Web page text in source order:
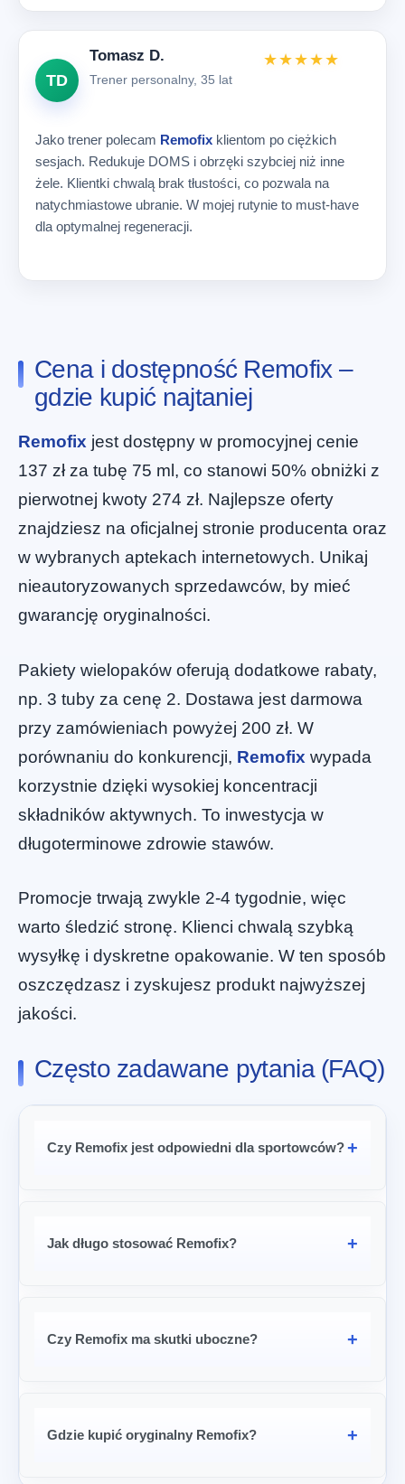
TD
Tomasz D.
Trener personalny, 35 lat
★★★★★
Jako trener polecam Remofix klientom po ciężkich
sesjach. Redukuje DOMS i obrzęki szybciej niż inne
żele. Klientki chwalą brak tłustości, co pozwala na
natychmiastowe ubranie. W mojej rutynie to must-have
dla optymalnej regeneracji.
Cena i dostępność Remofix –
gdzie kupić najtaniej
Remofix jest dostępny w promocyjnej cenie
137 zł za tubę 75 ml, co stanowi 50% obniżki z
pierwotnej kwoty 274 zł. Najlepsze oferty
znajdziesz na oficjalnej stronie producenta oraz
w wybranych aptekach internetowych. Unikaj
nieautoryzowanych sprzedawców, by mieć
gwarancję oryginalności.
Pakiety wielopaków oferują dodatkowe rabaty,
np. 3 tuby za cenę 2. Dostawa jest darmowa
przy zamówieniach powyżej 200 zł. W
porównaniu do konkurencji, Remofix wypada
korzystnie dzięki wysokiej koncentracji
składników aktywnych. To inwestycja w
długoterminowe zdrowie stawów.
Promocje trwają zwykle 2-4 tygodnie, więc
warto śledzić stronę. Klienci chwalą szybką
wysyłkę i dyskretne opakowanie. W ten sposób
oszczędzasz i zyskujesz produkt najwyższej
jakości.
Często zadawane pytania (FAQ)
Czy Remofix jest odpowiedni dla sportowców?
Jak długo stosować Remofix?
Czy Remofix ma skutki uboczne?
Gdzie kupić oryginalny Remofix?
zł274.00
Zamów teraz